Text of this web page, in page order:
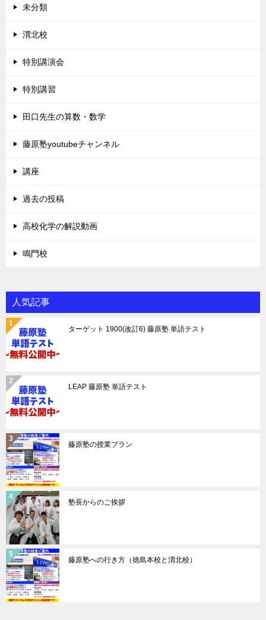
未分類
渭北校
特別講演会
特別講習
田口先生の算数・数学
藤原塾youtubeチャンネル
講座
過去の投稿
高校化学の解説動画
鳴門校
人気記事
ターゲット 1900(改訂6) 藤原塾 単語テスト
LEAP 藤原塾 単語テスト
藤原塾の授業プラン
塾長からのご挨拶
藤原塾への行き方（徳島本校と渭北校）